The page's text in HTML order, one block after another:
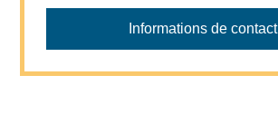
Informations de contact